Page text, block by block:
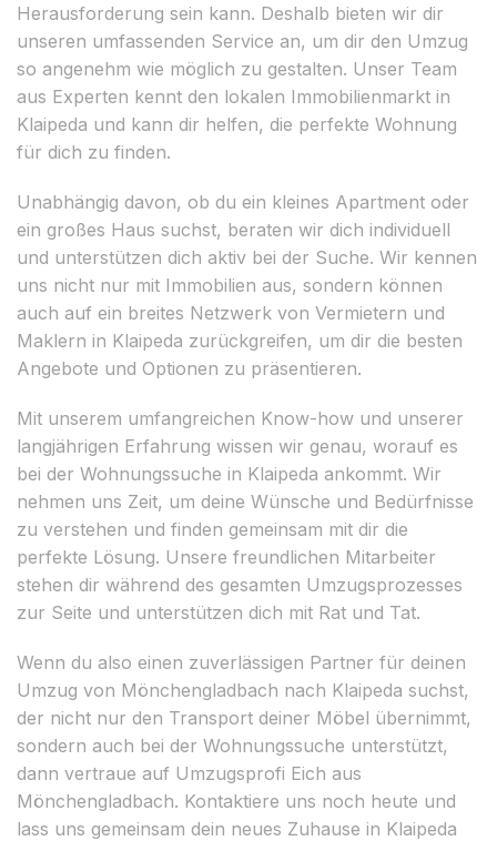
Herausforderung sein kann. Deshalb bieten wir dir
unseren umfassenden Service an, um dir den Umzug
so angenehm wie möglich zu gestalten. Unser Team
aus Experten kennt den lokalen Immobilienmarkt in
Klaipeda und kann dir helfen, die perfekte Wohnung
für dich zu finden.
Unabhängig davon, ob du ein kleines Apartment oder
ein großes Haus suchst, beraten wir dich individuell
und unterstützen dich aktiv bei der Suche. Wir kennen
uns nicht nur mit Immobilien aus, sondern können
auch auf ein breites Netzwerk von Vermietern und
Maklern in Klaipeda zurückgreifen, um dir die besten
Angebote und Optionen zu präsentieren.
Mit unserem umfangreichen Know-how und unserer
langjährigen Erfahrung wissen wir genau, worauf es
bei der Wohnungssuche in Klaipeda ankommt. Wir
nehmen uns Zeit, um deine Wünsche und Bedürfnisse
zu verstehen und finden gemeinsam mit dir die
perfekte Lösung. Unsere freundlichen Mitarbeiter
stehen dir während des gesamten Umzugsprozesses
zur Seite und unterstützen dich mit Rat und Tat.
Wenn du also einen zuverlässigen Partner für deinen
Umzug von Mönchengladbach nach Klaipeda suchst,
der nicht nur den Transport deiner Möbel übernimmt,
sondern auch bei der Wohnungssuche unterstützt,
dann vertraue auf Umzugsprofi Eich aus
Mönchengladbach. Kontaktiere uns noch heute und
lass uns gemeinsam dein neues Zuhause in Klaipeda